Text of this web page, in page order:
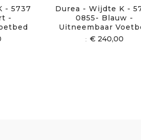
- 5737
-
Durea - Wijdte K -
0855- Blauw -
Uitneembaar
€ 240,00